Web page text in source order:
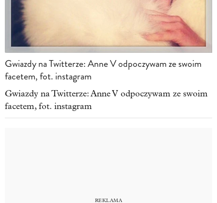
Gwiazdy na Twitterze: Anne V odpoczywam ze swoim
facetem, fot. instagram
Gwiazdy na Twitterze: Anne V odpoczywam ze swoim
facetem, fot. instagram